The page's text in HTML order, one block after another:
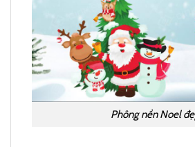
Phông nền Noel